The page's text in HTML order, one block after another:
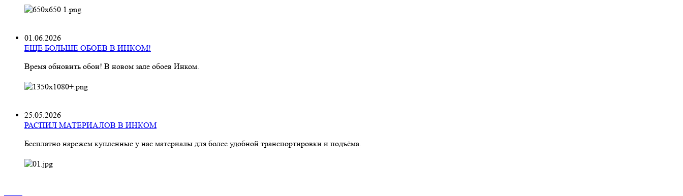
01.06.2026
ЕЩЕ БОЛЬШЕ ОБОЕВ В ИНКОМ!
Время обновить обои! В новом зале обоев Инком.
25.05.2026
РАСПИЛ МАТЕРИАЛОВ В ИНКОМ
Бесплатно нарежем купленные у нас материалы для более удобной транспортировки и подъёма.